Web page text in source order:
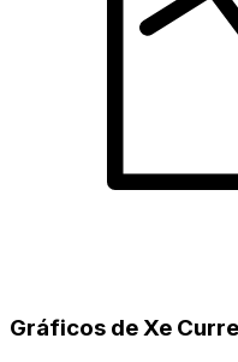
Gráficos de Xe